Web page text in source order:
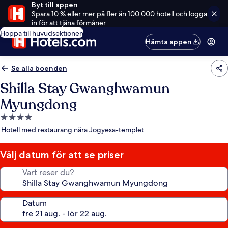
Byt till appen
Spara 10 % eller mer på fler än 100 000 hotell och logga
in för att tjäna förmåner
Hoppa till huvudsektionen
Hämta appen
Se alla boenden
Shilla Stay Gwanghwamun
Myungdong
4.0-
stjärnigt
Hotell med restaurang nära Jogyesa-templet
Välj datum för att se priser
Vart reser du?
Datum